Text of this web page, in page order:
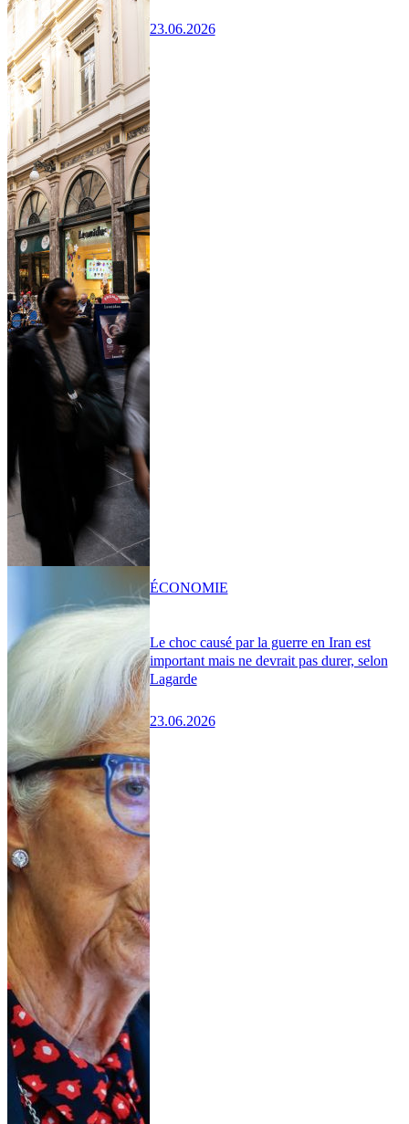
23.06.2026
Le choc causé par la guerre en Iran est
important mais ne devrait pas durer, selon
Lagarde
23.06.2026
ÉCONOMIE